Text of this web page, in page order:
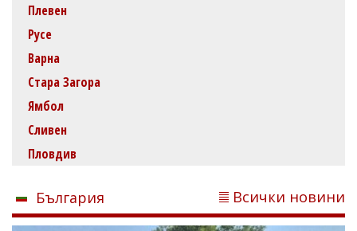
Плевен
Русе
Варна
Стара Загора
Ямбол
Сливен
Пловдив
България Всички новини